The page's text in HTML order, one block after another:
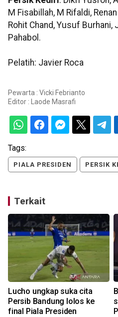
M Fisabillah, M Rifaldi,
Rohit Chand, Yusuf Burhani,
Pahabol.
Pelatih: Javier Roca
Pewarta : Vicki Febrianto
Editor :
Laode Masrafi
Tags:
PIALA PRESIDEN PERSIK
Terkait
Lucho ungkap suka cita
Persib Bandung lolos ke
final Piala Presiden